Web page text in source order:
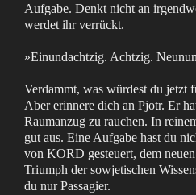
Aufgabe. Denkt nicht an
werdet ihr verrückt.
»Einundachtzig. Achtzig.
Verdammt, was würdest du jetzt
Aber erinnere dich an Pjotr. Er
Raumanzug zu rauchen. In
gut aus. Eine Aufgabe hast du
von KORD gesteuert, dem
Triumph der sowjetischen
du nur Passagier.